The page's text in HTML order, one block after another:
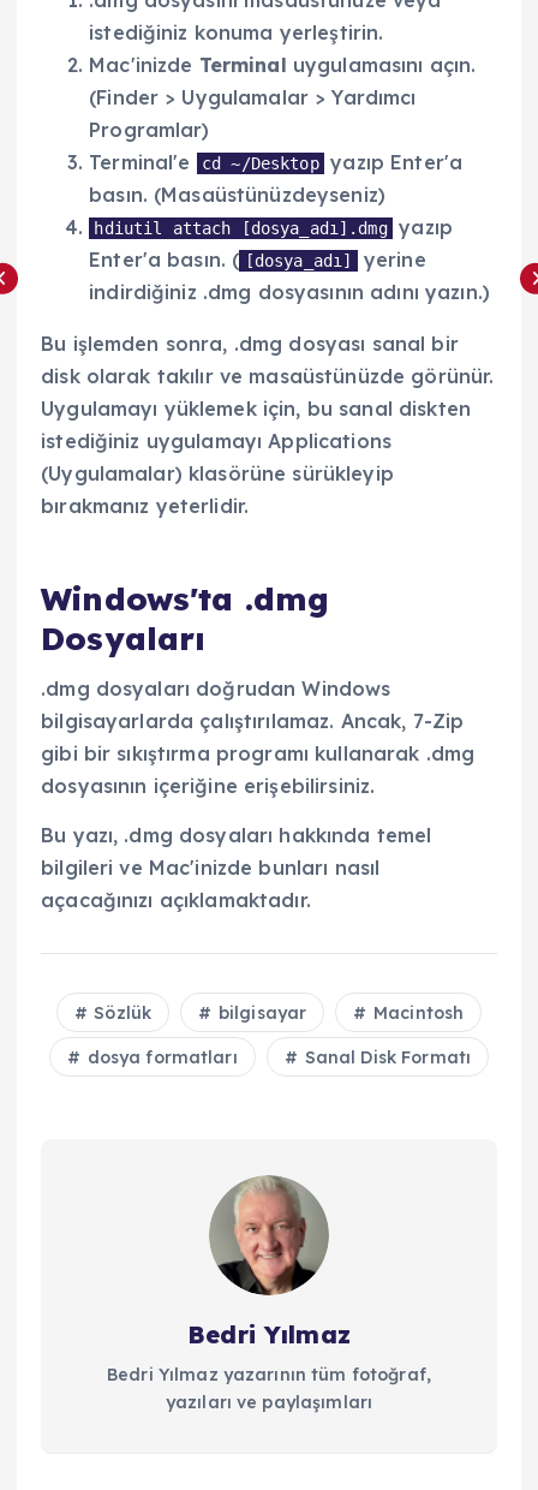
istediğiniz konuma yerleştirin.
Mac'inizde Terminal uygulamasını açın.
(Finder > Uygulamalar > Yardımcı
Programlar)
Terminal'e
cd ~/Desktop yazıp Enter'a
basın. (Masaüstünüzdeyseniz)
hdiutil attach [dosya_adı].dmg yazıp
Enter'a basın. ( [dosya_adı]
yerine
indirdiğiniz .dmg dosyasının adını yazın.)
Bu işlemden sonra, .dmg dosyası sanal bir
disk olarak takılır ve masaüstünüzde görünür.
Uygulamayı yüklemek için, bu sanal diskten
istediğiniz uygulamayı Applications
(Uygulamalar) klasörüne sürükleyip
bırakmanız yeterlidir.
Windows'ta .dmg
Dosyaları
.dmg dosyaları doğrudan Windows
bilgisayarlarda çalıştırılamaz. Ancak, 7-Zip
gibi bir sıkıştırma programı kullanarak .dmg
dosyasının içeriğine erişebilirsiniz.
Bu yazı, .dmg dosyaları hakkında temel
bilgileri ve Mac'inizde bunları nasıl
açacağınızı açıklamaktadır.
Sözlük bilgisayar Macintosh
dosya formatları Sanal Disk Formatı
Bedri Yılmaz
Bedri Yılmaz yazarının tüm fotoğraf,
yazıları ve paylaşımları